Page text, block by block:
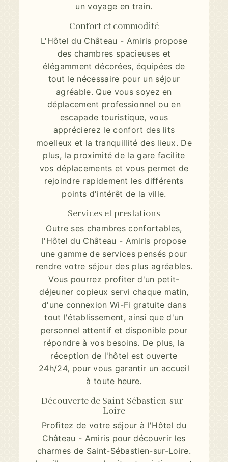
un voyage en train.
Confort et commodité
L'Hôtel du Château - Amiris propose
des chambres spacieuses et
élégamment décorées, équipées de
tout le nécessaire pour un séjour
agréable. Que vous soyez en
déplacement professionnel ou en
escapade touristique, vous
apprécierez le confort des lits
moelleux et la tranquillité des lieux. De
plus, la proximité de la gare facilite
vos déplacements et vous permet de
rejoindre rapidement les différents
points d'intérêt de la ville.
Services et prestations
Outre ses chambres confortables,
l'Hôtel du Château - Amiris propose
une gamme de services pensés pour
rendre votre séjour des plus agréables.
Vous pourrez profiter d'un petit-
déjeuner copieux servi chaque matin,
d'une connexion Wi-Fi gratuite dans
tout l'établissement, ainsi que d'un
personnel attentif et disponible pour
répondre à vos besoins. De plus, la
réception de l'hôtel est ouverte
24h/24, pour vous garantir un accueil
à toute heure.
Découverte de Saint-Sébastien-sur-
Loire
Profitez de votre séjour à l'Hôtel du
Château - Amiris pour découvrir les
charmes de Saint-Sébastien-sur-Loire.